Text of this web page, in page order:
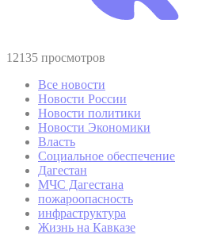
12135 просмотров
Все новости
Новости России
Новости политики
Новости Экономики
Власть
Социальное обеспечение
Дагестан
МЧС Дагестана
пожароопасность
инфраструктура
Жизнь на Кавказе